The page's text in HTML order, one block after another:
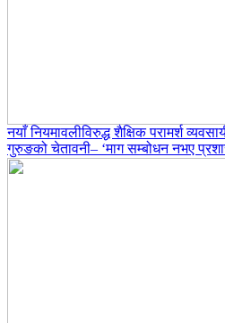
नयाँ नियमावलीविरुद्ध शैक्षिक परामर्श
गुरुङको चेतावनी– ‘माग सम्बोधन नभए